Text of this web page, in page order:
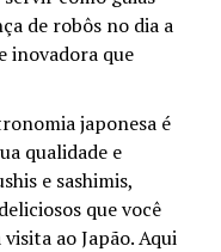
de robôs no dia a
inovadora que
japonesa é
qualidade e
e sashimis,
que você
ao Japão. Aqui